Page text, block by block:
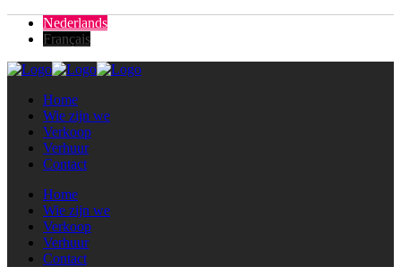
Nederlands
Français
Home
Wie zijn we
Verkoop
Verhuur
Contact
Home
Wie zijn we
Verkoop
Verhuur
Contact